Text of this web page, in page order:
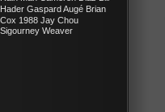
Hader Gaspard Augé Brian
Cox 1988 Jay Chou
Sigourney Weaver